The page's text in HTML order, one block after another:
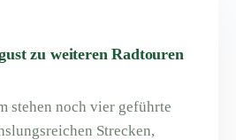
zu weiteren Radtouren
stehen noch vier geführte
Strecken,